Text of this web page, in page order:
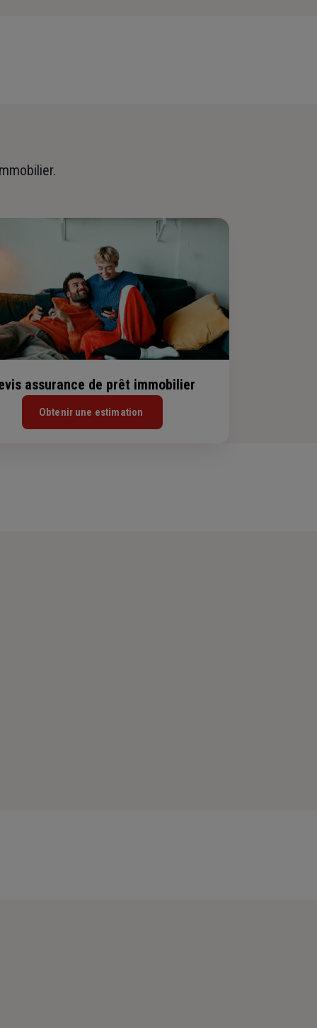
assurance de prêt immobilier
Obtenir une estimation